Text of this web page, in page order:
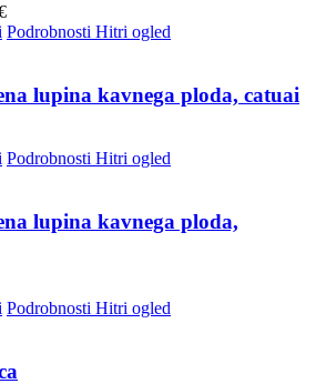
Cenovni
razpon:
do
35,00 €
Ta
več
različic.
lahko
izberete
strani
izdelka
Podrobnosti Hitri ogled
lupina kavnega ploda, catuai
€
Ta
več
različic.
na
Podrobnosti Hitri ogled
lupina kavnega ploda,
do
Ta
več
Podrobnosti Hitri ogled